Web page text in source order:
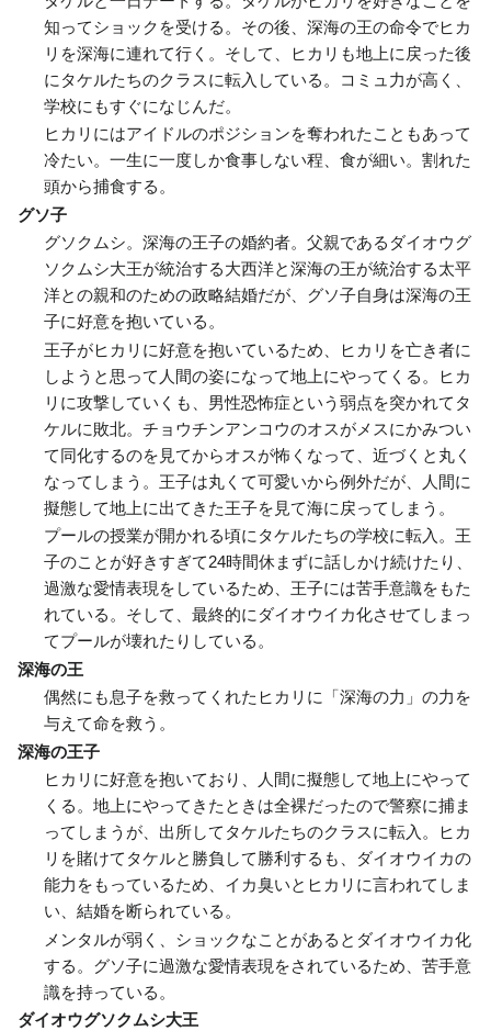
知ってショックを受ける。その後、深海の王の命令でヒカ
リを深海に連れて行く。そして、ヒカリも地上に戻った後
にタケルたちのクラスに転入している。コミュ力が高く、
学校にもすぐになじんだ。
ヒカリにはアイドルのポジションを奪われたこともあって
冷たい。一生に一度しか食事しない程、食が細い。割れた
頭から捕食する。
グソ子
グソクムシ。深海の王子の婚約者。父親であるダイオウグ
ソクムシ大王が統治する大西洋と深海の王が統治する太平
洋との親和のための政略結婚だが、グソ子自身は深海の王
子に好意を抱いている。
王子がヒカリに好意を抱いているため、ヒカリを亡き者に
しようと思って人間の姿になって地上にやってくる。ヒカ
リに攻撃していくも、男性恐怖症という弱点を突かれてタ
ケルに敗北。チョウチンアンコウのオスがメスにかみつい
て同化するのを見てからオスが怖くなって、近づくと丸く
なってしまう。王子は丸くて可愛いから例外だが、人間に
擬態して地上に出てきた王子を見て海に戻ってしまう。
プールの授業が開かれる頃にタケルたちの学校に転入。王
子のことが好きすぎて24時間休まずに話しかけ続けたり、
過激な愛情表現をしているため、王子には苦手意識をもた
れている。そして、最終的にダイオウイカ化させてしまっ
てプールが壊れたりしている。
深海の王
偶然にも息子を救ってくれたヒカリに「深海の力」の力を
与えて命を救う。
深海の王子
ヒカリに好意を抱いており、人間に擬態して地上にやって
くる。地上にやってきたときは全裸だったので警察に捕ま
ってしまうが、出所してタケルたちのクラスに転入。ヒカ
リを賭けてタケルと勝負して勝利するも、ダイオウイカの
能力をもっているため、イカ臭いとヒカリに言われてしま
い、結婚を断られている。
メンタルが弱く、ショックなことがあるとダイオウイカ化
する。グソ子に過激な愛情表現をされているため、苦手意
識を持っている。
ダイオウグソクムシ大王